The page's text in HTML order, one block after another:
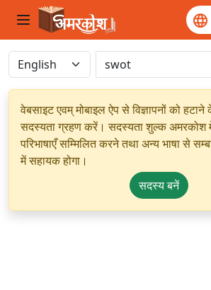
वेबसाइट एवम् मोबाइल ऐप से विज्ञापनों को
सदस्यता ग्रहण करें। सदस्यता शुल्क अमरकोश
परिभाषाएँ सम्मिलित करने तथा अन्य भाषा से
में सहायक होगा।
सदस्य बनें